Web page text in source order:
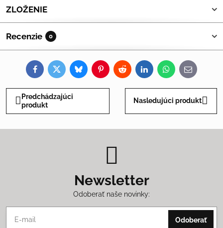
ZLOŽENIE
Recenzie 0
FacebookTwitterBlueskyPinterestRedditLinkedInWhatsApp
E-
mail
Predchádzajúci
produkt
Nasledujúci produkt
Newsletter
Odoberať naše novinky:
Odoberať